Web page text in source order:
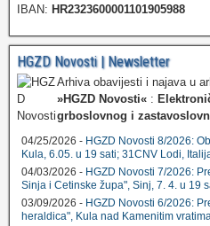
IBAN: HR2323600001101905988
HGZD Novosti | Newsletter
Arhiva obavijesti i najava u
»HGZD Novosti« :
grboslovnog i
04/25/2026 - HGZD Novosti 8/2026:
Kula, 6.05. u 19 sati; 31CNV Lodi,
04/03/2026 - HGZD Novosti 7/2026:
Sinja i Cetinske župa", Sinj, 7. 4. u 19
03/09/2026 - HGZD Novosti 6/2026:
heraldica", Kula nad Kamenitim